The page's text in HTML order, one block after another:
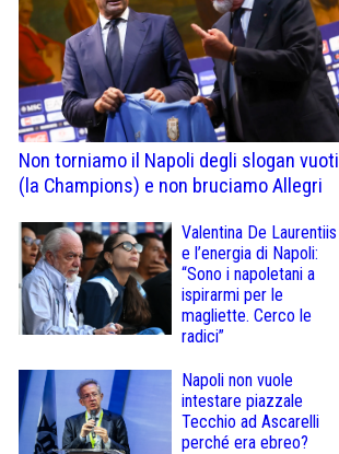
Non torniamo il Napoli degli slogan vuoti
(la Champions) e non bruciamo Allegri
Valentina De Laurentiis
e l’energia di Napoli:
“Sono i napoletani a
ispirarmi per le
magliette. Cerco le
radici”
Napoli non vuole
intestare piazzale
Tecchio ad Ascarelli
perché era ebreo?